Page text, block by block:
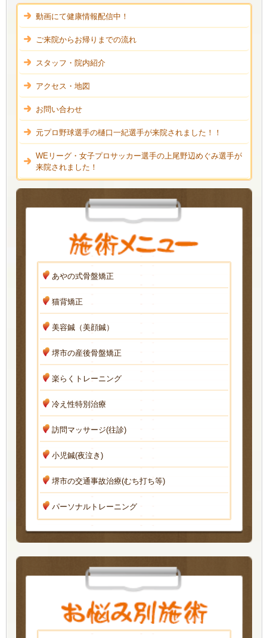
動画にて健康情報配信中！
ご来院からお帰りまでの流れ
スタッフ・院内紹介
アクセス・地図
お問い合わせ
元プロ野球選手の樋口一紀選手が来院されました！！
WEリーグ・女子プロサッカー選手の上尾野辺めぐみ選手が
来院されました！
あやの式骨盤矯正
猫背矯正
美容鍼（美顔鍼）
堺市の産後骨盤矯正
楽らくトレーニング
冷え性特別治療
訪問マッサージ(往診)
小児鍼(夜泣き)
堺市の交通事故治療(むち打ち等)
パーソナルトレーニング